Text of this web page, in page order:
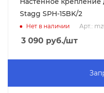
Stagg SPH-15BK/2
Нет в наличии Арт.:
3 090 руб./шт